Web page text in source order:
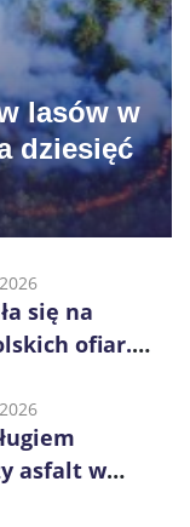
lasów w
dziesięć
się na
ofiar.
asfalt w